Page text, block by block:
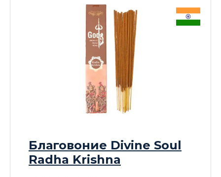
Благовоние Divine Soul
Radha Krishna